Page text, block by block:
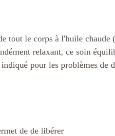
tout le corps à l'huile chaude
relaxant, ce soin
pour les problèmes de
de de libérer